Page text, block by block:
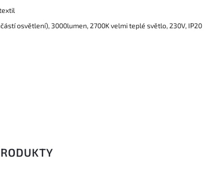
osvětlení), 3000lumen, 2700K velmi teplé světlo, 230V, IP20